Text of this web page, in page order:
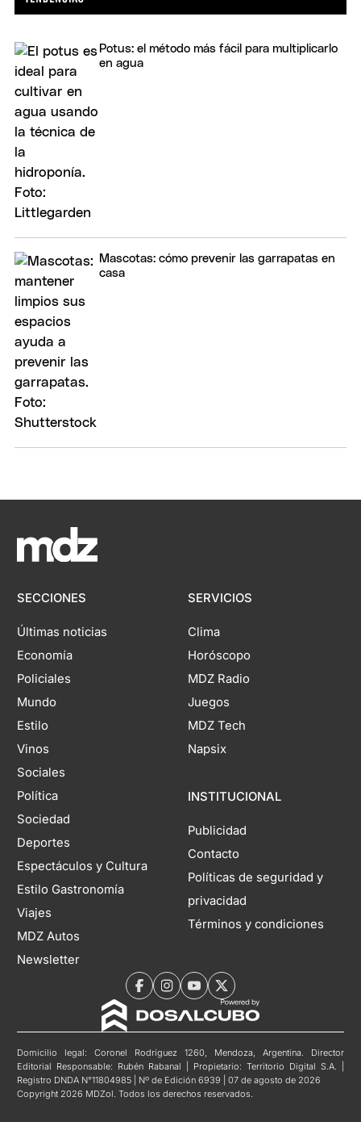
Potus: el método más fácil para multiplicarlo
en agua
Mascotas: cómo prevenir las garrapatas en
casa
SECCIONES
Últimas noticias
Economía
Policiales
Mundo
Estilo
Vinos
Sociales
Política
Sociedad
Deportes
Espectáculos y Cultura
Estilo Gastronomía
Viajes
MDZ Autos
Newsletter
SERVICIOS
Clima
Horóscopo
MDZ Radio
Juegos
MDZ Tech
Napsix
INSTITUCIONAL
Publicidad
Contacto
Políticas de seguridad y
privacidad
Términos y condiciones
Domicilio legal: Coronel Rodríguez 1260, Mendoza, Argentina. Director
Editorial Responsable: Rubén Rabanal | Propietario: Territorio Digital S.A. |
Registro DNDA N°11804985 | Nº de Edición 6939 | 07 de agosto de 2026
Copyright 2026 MDZol. Todos los derechos reservados.